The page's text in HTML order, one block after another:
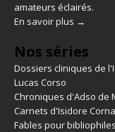
amateurs éclairés.
En savoir plus →
Nos séries
Dossiers cliniques de
Lucas Corso
Chroniques d'Adso de
Carnets d'Isidore
Fables pour bibliophiles